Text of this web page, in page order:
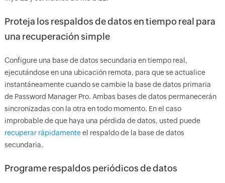
Proteja los respaldos de datos en tiempo real para
una recuperación simple
Configure una base de datos secundaria en tiempo real,
ejecutándose en una ubicación remota, para que se actualice
instantáneamente cuando se cambie la base de datos primaria
de Password Manager Pro. Ambas bases de datos permanecerán
sincronizadas con la otra en todo momento. En el caso
improbable de que haya una pérdida de datos, usted puede
recuperar rápidamenteel respaldo de la base de datos
secundaria.
Programe respaldos periódicos de datos